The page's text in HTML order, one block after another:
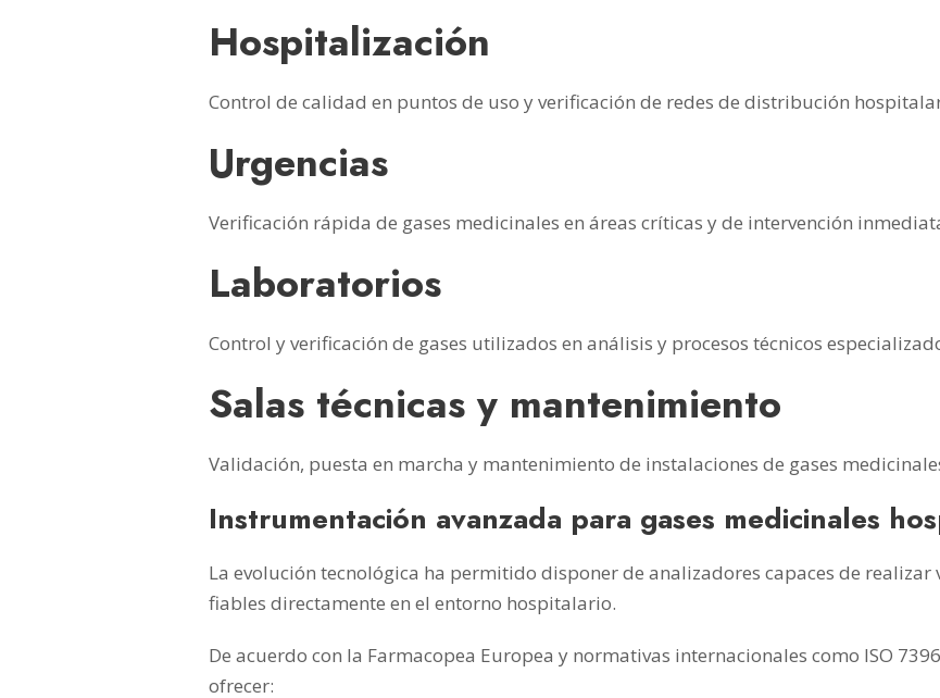
Hospitalización
Control de calidad en puntos de uso y verificación de redes de distribución
Urgencias
Verificación rápida de gases medicinales en áreas críticas y de intervención
Laboratorios
Control y verificación de gases utilizados en análisis y procesos técnicos
Salas técnicas y mantenimiento
Validación, puesta en marcha y mantenimiento de instalaciones de gases
Instrumentación avanzada para gases medicinales
La evolución tecnológica ha permitido disponer de analizadores capaces de realizar
fiables directamente en el entorno hospitalario.
De acuerdo con la Farmacopea Europea y normativas internacionales como ISO
ofrecer: